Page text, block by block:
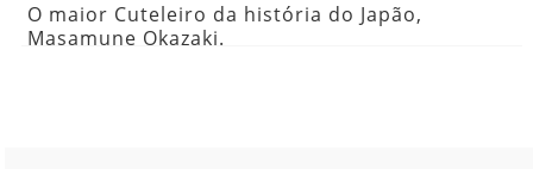
O maior Cuteleiro da história do Japão,
Masamune Okazaki.